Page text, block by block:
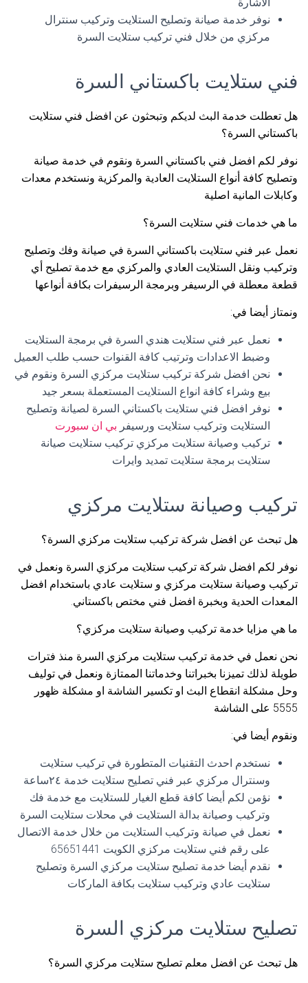
نوفر خدمة صيانة وتصليح الستلايت وتركيب سنترال
مركزي من خلال فني تركيب ستلايت السرة
فني ستلايت باكستاني السرة
هل تعطلت خدمة البث لديكم وتبحثون عن افضل فني ستلايت
باكستاني السرة؟
نوفر لكم افضل فني باكستاني السرة ونقوم في خدمة صيانة
وتصليح كافة أنواع الستلايت العادية والمركزية ونستخدم معدات
وكابلات المانية اصلية
ما هي خدمات فني ستلايت السرة؟
نعمل عبر فني ستلايت باكستاني السرة في صيانة وفك وتصليح
وتركيب ونقل الستلايت العادي والمركزي مع خدمة تصليح أي
قطعة معطلة في الرسيفر وبرمجة الرسيفرات بكافة أنواعها
ونمتاز أيضا في:
نعمل عبر فني ستلايت هندي السرة في برمجة الستلايت
وضبط الاعدادات وترتيب كافة القنوات حسب طلب العميل
نحن افضل شركة تركيب ستلايت مركزي السرة ونقوم في
بيع وشراء كافة انواع الستلايت المستعملة بسعر جيد
نوفر افضل فني ستلايت باكستاني السرة لصيانة وتصليح
الستلايت وتركيب ستلايت ورسيفر بي ان سبورت
تركيب وصيانة ستلايت مركزي تركيب ستلايت صيانة
ستلايت برمجة ستلايت تمديد وايرات
تركيب وصيانة ستلايت مركزي
هل تبحث عن افضل شركة تركيب ستلايت مركزي السرة؟
نوفر لكم افضل شركة تركيب ستلايت مركزي السرة ونعمل في
تركيب وصيانة ستلايت مركزي و ستلايت عادي باستخدام افضل
المعدات الحدية وبخبرة افضل فني مختص باكستاني.
ما هي مزايا خدمة تركيب وصيانة ستلايت مركزي؟
نحن نعمل في خدمة تركيب ستلايت مركزي السرة منذ فترات
طويلة لذلك تميزنا بخبراتنا وخدماتنا الممتازة ونعمل في توليف
وحل مشكلة انقطاع البث او تكسير الشاشة او مشكلة ظهور
5555 على الشاشة
ونقوم أيضا في:
نستخدم احدث التقنيات المتطورة في تركيب ستلايت
وسنترال مركزي عبر فني تصليح ستلايت خدمة ٢٤ساعة
نؤمن لكم أيضا كافة قطع الغيار للستلايت مع خدمة فك
وتركيب وصيانة بدالة الستلايت في محلات ستلايت السرة
نعمل في صيانة وتركيب الستلايت من خلال خدمة الاتصال
على رقم فني ستلايت مركزي الكويت 65651441
نقدم أيضا خدمة تصليح ستلايت مركزي السرة وتصليح
ستلايت عادي وتركيب ستلايت بكافة الماركات
تصليح ستلايت مركزي السرة
هل تبحث عن افضل معلم تصليح ستلايت مركزي السرة؟